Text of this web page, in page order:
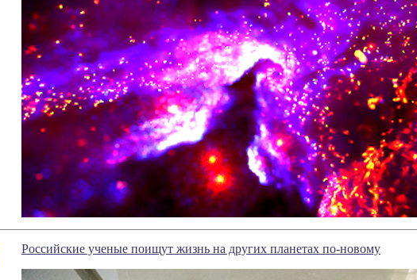
Российские ученые поищут жизнь на других планетах по-новому